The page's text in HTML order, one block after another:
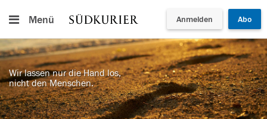
Menü Anmelden Abo
Wir lassen nur die Hand los,
nicht den Menschen.